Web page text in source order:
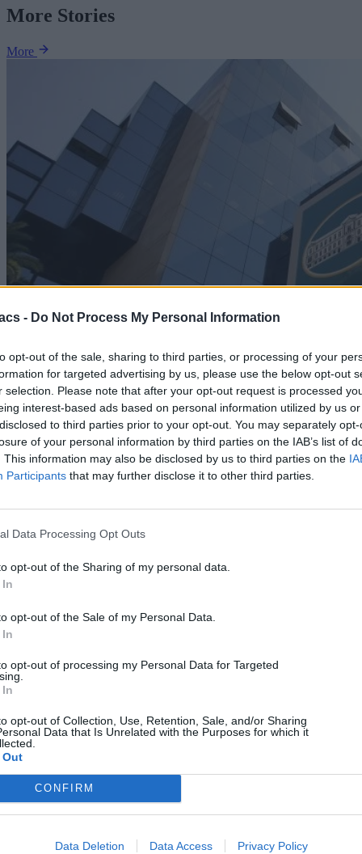
- Do Not Process My Personal Information
opt-out of the sale, sharing to third parties, or processing of your
for targeted advertising by us, please use the below opt-out
selection. Please note that after your opt-out request is processed
interest-based ads based on personal information utilized by us
to third parties prior to your opt-out. You may separately
of your personal information by third parties on the IAB’s list of
This information may also be disclosed by us to third parties on the
Participants that may further disclose it to other third parties.
Data Processing Opt Outs
opt-out of the Sharing of my personal data.
opt-out of the Sale of my Personal Data.
opt-out of processing my Personal Data for Targeted
opt-out of Collection, Use, Retention, Sale, and/or Sharing
Data that Is Unrelated with the Purposes for which it
CONFIRM
Data Deletion Data Access Privacy Policy
More Stories
More
Technology
Εθνική Τράπεζα: €0,80 λογαριασμός Προνομίων,
Φθινόπωρο